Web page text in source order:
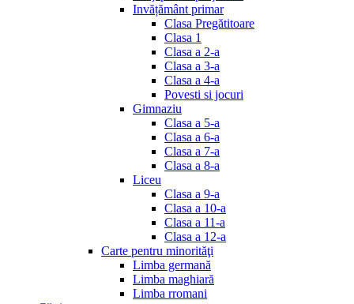
Invățământ primar
Clasa Pregătitoare
Clasa 1
Clasa a 2-a
Clasa a 3-a
Clasa a 4-a
Povesti si jocuri
Gimnaziu
Clasa a 5-a
Clasa a 6-a
Clasa a 7-a
Clasa a 8-a
Liceu
Clasa a 9-a
Clasa a 10-a
Clasa a 11-a
Clasa a 12-a
Carte pentru minorităţi
Limba germană
Limba maghiară
Limba rromani